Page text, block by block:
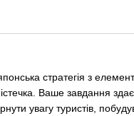
стратегія з
Ваше завдання
увагу туристів,